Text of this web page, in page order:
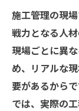
施工管理の現
戦力となる人
現場ごとに異
め、リアルな
要があるから
では、実際の